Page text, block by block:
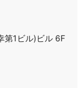
第1ビル)ビル 6F